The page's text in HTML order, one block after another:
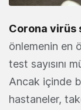
Corona virüs
önlemenin en
test sayısını
Ancak içinde
hastaneler,